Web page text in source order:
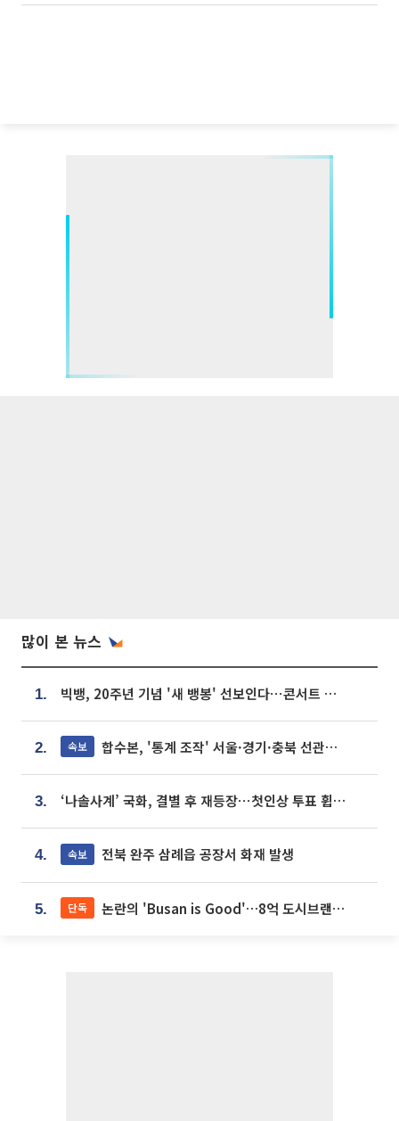
많이 본 뉴스
1. 빅뱅, 20주년 기념 '새 뱅봉' 선보인다⋯콘서트 앞두고 팝업 개최
2. 속보 합수본, '통계 조작' 서울·경기·충북 선관위 등 추가 압수수색
3. ‘나솔사계’ 국화, 결별 후 재등장⋯첫인상 투표 휩쓸고 ‘인기녀’ 등극
4. 속보 전북 완주 삼례읍 공장서 화재 발생
5. 단독 논란의 'Busan is Good'…8억 도시브랜드, 용산 대통령실 CI 업체가 수행